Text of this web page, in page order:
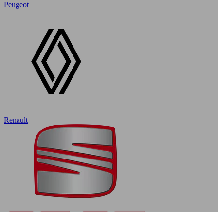
Peugeot
Renault